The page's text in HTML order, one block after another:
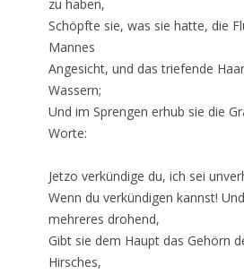
zu haben,
Schöpfte sie, was sie hatte, die
Mannes
Angesicht, und das triefende
Wassern;
Und im Sprengen erhub sie die
Worte:
Jetzo verkündige du, ich sei
Wenn du verkündigen kannst!
mehreres drohend,
Gibt sie dem Haupt das Gehörn
Hirsches,